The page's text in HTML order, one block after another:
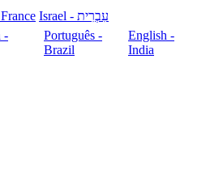
עִבְרִית - Israel
-
Português -
Brazil
English -
India